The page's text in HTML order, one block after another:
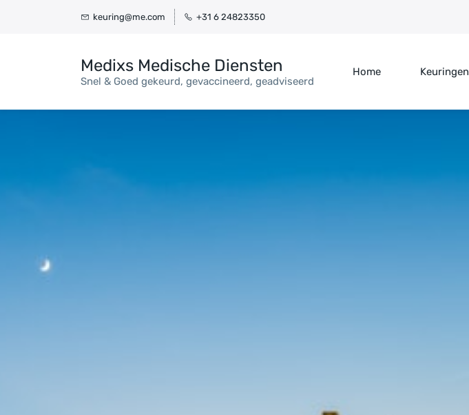
keuring@me.com +31 6 24823350
Medixs Medische Diensten
Snel & Goed gekeurd, gevaccineerd, geadviseerd
Home Keuringen